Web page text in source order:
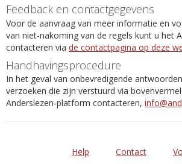
Feedback en contactgegevens
Voor de aanvraag van meer informatie en
van niet-nakoming van de regels kunt u het
contacteren via de contactpagina op deze
Handhavingsprocedure
In het geval van onbevredigende
verzoeken die zijn verstuurd via
Anderslezen-platform contacteren,
Help Contact